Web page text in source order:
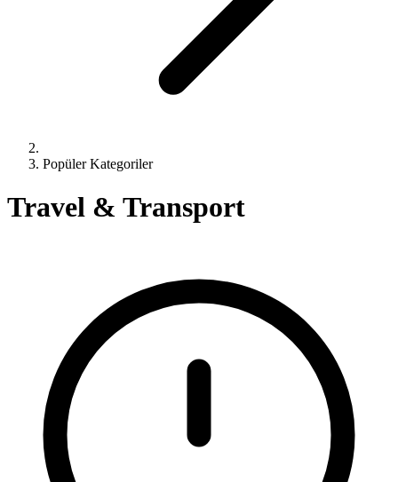
Popüler Kategoriler
Travel & Transport